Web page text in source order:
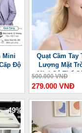
Mini
Độ
Quạt Cầm Tay
Lượng Mặt
Mini Có Thể
3600
500.000 VNĐ
279.000 VNĐ
-49%